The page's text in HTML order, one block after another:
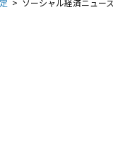
ソーシャル経済ニュー